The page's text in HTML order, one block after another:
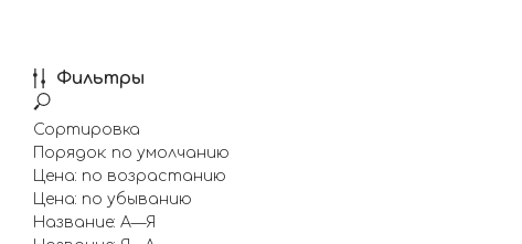
Фильтры
Сортировка
Порядок: по умолчанию
Цена: по возрастанию
Цена: по убыванию
Название: А—Я